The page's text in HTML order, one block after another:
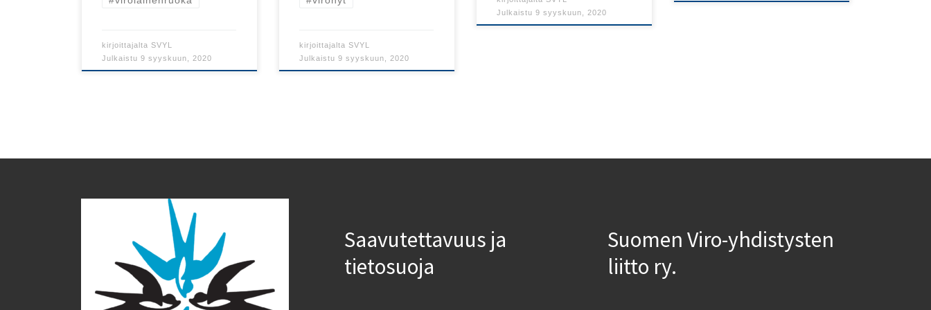
kirjoittajaltaSVYL
Julkaistu9 syyskuun, 2020
kirjoittajaltaSVYL
Julkaistu9 syyskuun, 2020
Julkaistu9 syyskuun, 2020
Saavutettavuus ja
tietosuoja
Suomen Viro-yhdistysten
liitto ry.